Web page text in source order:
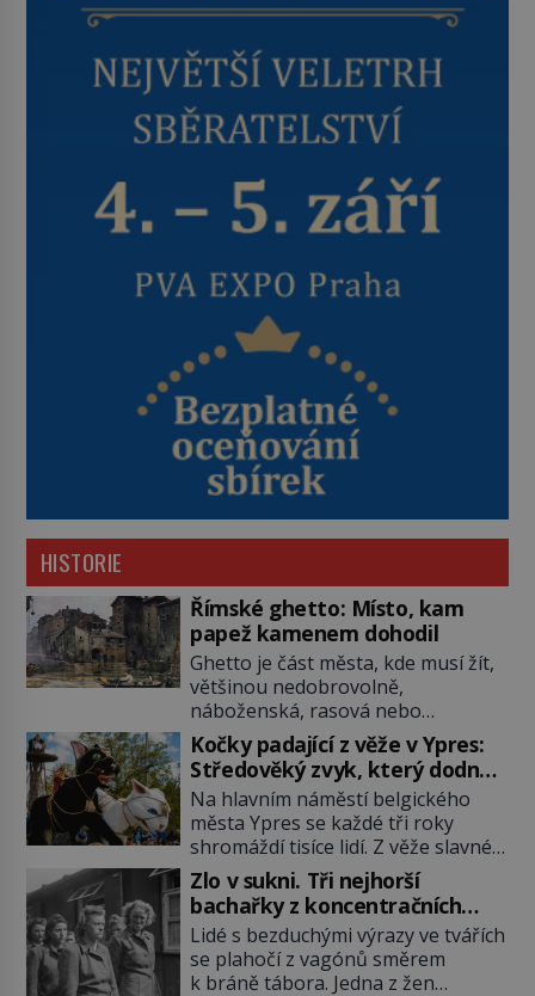
HISTORIE
Římské ghetto: Místo, kam
papež kamenem dohodil
Ghetto je část města, kde musí žít,
většinou nedobrovolně,
náboženská, rasová nebo
národnostní menšina obyvatel.
Bohaté historické zkušenosti mají s
takovým životem Židé. Už od
středověku jsou totiž v každou
chvíli nuceni v nějakém žít. Mezi ty
nejslavnější patří i římské ghetto
založené v roce 1555. Pokud jde o
vztah k Židům, nemá se Řím čím
chlubit. […]
Kočky padající z věže v Ypres:
Středověký zvyk, který dodnes
budí rozpaky
Na hlavním náměstí belgického
města Ypres se každé tři roky
shromáždí tisíce lidí. Z věže slavné
tržnice létají do davu kočky, diváci
jásají a snaží se je chytit. Naštěstí
už nejde o živá zvířata, ale jenom o
plyšové suvenýry. Kdysi to ale bylo
jinak. Tato veselá podívaná
připomíná jeden z nejpodivnějších
Zlo v sukni. Tři nejhorší
bachařky z koncentračních
táborů
Lidé s bezduchými výrazy ve tvářích
se plahočí z vagónů směrem
k bráně tábora. Jedna z žen